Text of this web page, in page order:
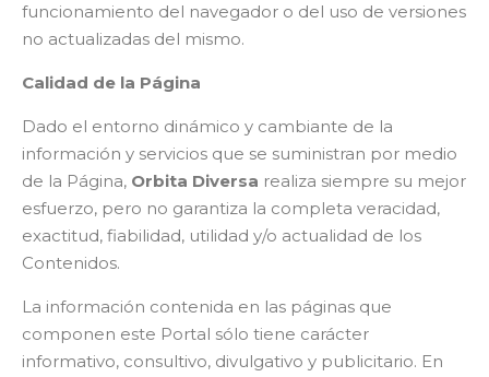
funcionamiento del navegador o del uso de versiones
no actualizadas del mismo.
Calidad de la Página
Dado el entorno dinámico y cambiante de la
información y servicios que se suministran por medio
de la Página, Orbita Diversa realiza siempre su mejor
esfuerzo, pero no garantiza la completa veracidad,
exactitud, fiabilidad, utilidad y/o actualidad de los
Contenidos.
La información contenida en las páginas que
componen este Portal sólo tiene carácter
informativo, consultivo, divulgativo y publicitario. En